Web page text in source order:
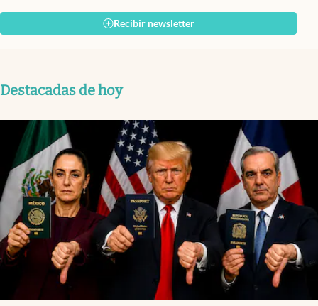
Recibir newsletter
Destacadas de hoy